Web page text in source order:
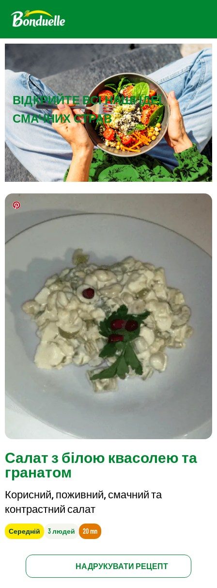
ВІДКРИЙТЕ ВСІ НАШІ ІДЕЇ
СМАЧНИХ СТРАВ
Салат з білою квасолею та
гранатом
Корисний, поживний, смачний та
контрастний салат
Середній 3 людей 20 mn
НАДРУКУВАТИ РЕЦЕПТ